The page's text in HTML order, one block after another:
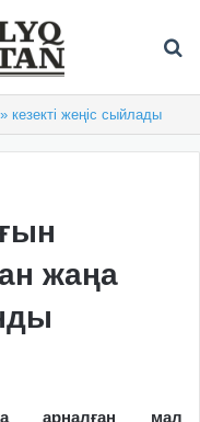
кезекті жеңіс сыйлады
жаңа
арналған мал